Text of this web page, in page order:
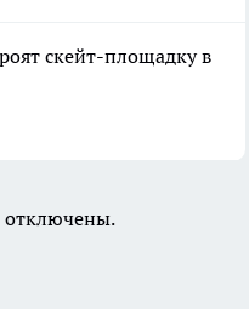
скейт-площадку в
отключены.